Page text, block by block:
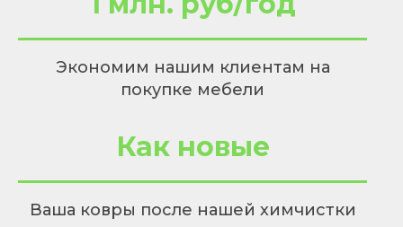
Экономим нашим клиентам на
покупке мебели
Как новые
Ваша ковры после нашей химчистки